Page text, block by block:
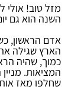
מזל טוב!
השנה הוא גם
אדם הראשון,
הארץ שגילה
כמוך, שהיה
המציאות.
שחלפו מאז